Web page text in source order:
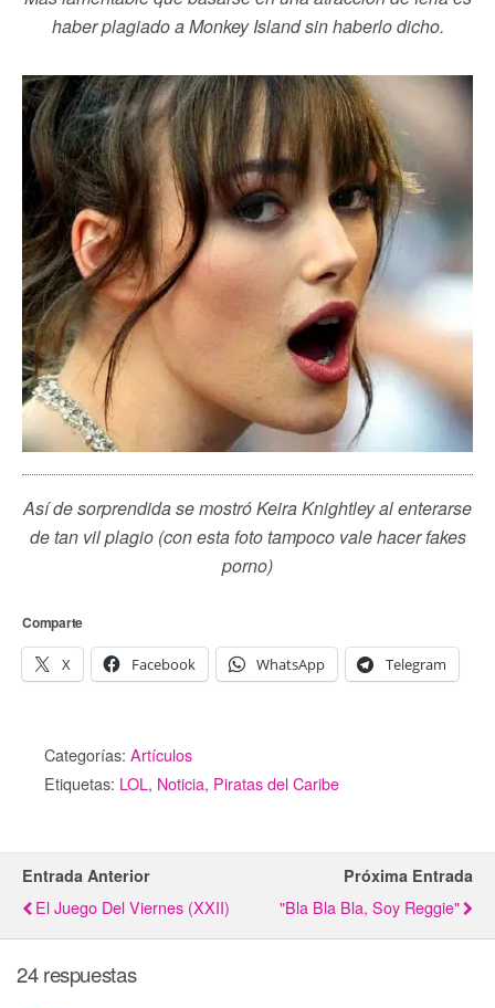
haber plagiado a Monkey Island sin haberlo dicho.
Así de sorprendida se mostró Keira Knightley al enterarse
de tan vil plagio (con esta foto tampoco vale hacer fakes
porno)
Comparte
X Facebook WhatsApp Telegram
Categorías: Artículos
Etiquetas: LOL, Noticia, Piratas del Caribe
Entrada Anterior
El Juego Del Viernes (XXII)
Próxima Entrada
"Bla Bla Bla, Soy Reggie"
24 respuestas